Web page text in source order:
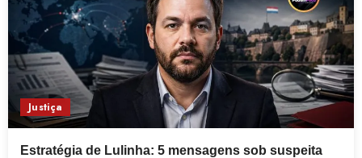
Justiça
Estratégia de Lulinha: 5 mensagens sob suspeita